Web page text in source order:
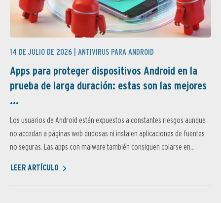
14 DE JULIO DE 2026 | ANTIVIRUS PARA ANDROID
Apps para proteger dispositivos Android en la
prueba de larga duración: estas son las mejores
...
Los usuarios de Android están expuestos a constantes riesgos aunque
no accedan a páginas web dudosas ni instalen aplicaciones de fuentes
no seguras. Las apps con malware también consiguen colarse en...
LEER ARTÍCULO